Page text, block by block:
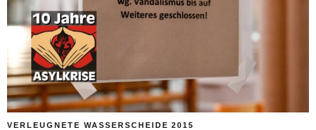
VERLEUGNETE WASSERSCHEIDE 2015